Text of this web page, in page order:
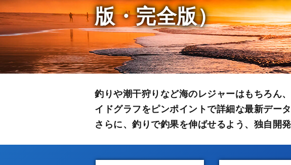
版・完全版）
釣りや潮干狩りなど海のレジャーはもちろん
イドグラフをピンポイントで詳細な最新デー
さらに、釣りで釣果を伸ばせるよう、独自開